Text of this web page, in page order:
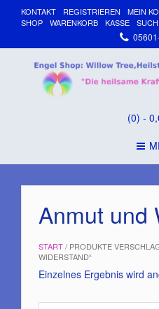
KONTAKT REGISTRIEREN MEIN
SHOP
WARENKORB KASSE
(0) -
START/ PRODUKTE
WIDERSTAND“
Anmut und
Einzelnes Ergebnis wird